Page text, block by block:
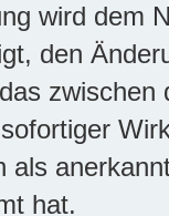
wird dem
den
als
hat.